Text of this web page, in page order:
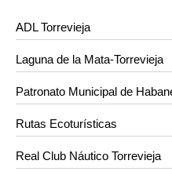
ADL Torrevieja
Laguna de la Mata-Torrevieja
Patronato Municipal de
Rutas Ecoturísticas
Real Club Náutico Torrevieja